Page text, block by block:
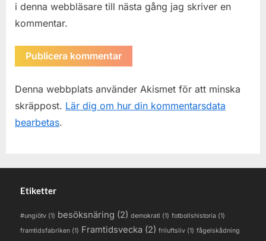
i denna webbläsare till nästa gång jag skriver en
kommentar.
Denna webbplats använder Akismet för att minska
skräppost. Lär dig om hur din kommentarsdata
bearbetas.
Etiketter
#ungiötv (1) besöksnäring (2) demokrati (1) fotbollshistoria (1)
framtidsfabriken (1) Framtidsvecka (2) friluftsliv (1) fågelskådning